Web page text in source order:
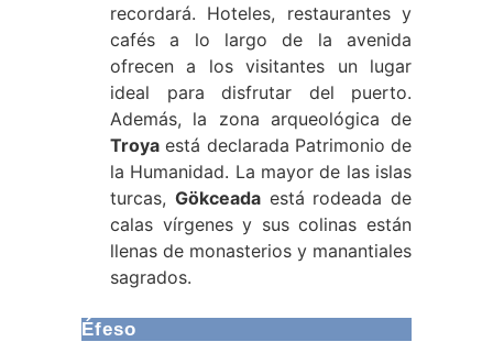
recordará. Hoteles, restaurantes y
cafés a lo largo de la avenida
ofrecen a los visitantes un lugar
ideal para disfrutar del puerto.
Además, la zona arqueológica de
Troya está declarada Patrimonio de
la Humanidad. La mayor de las islas
turcas, Gökceadaestá rodeada de
calas vírgenes y sus colinas están
llenas de monasterios y manantiales
sagrados.
Éfeso